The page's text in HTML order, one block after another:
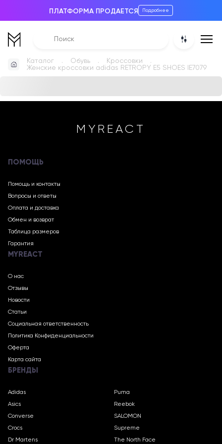
ПЛАТФОРМА ПРОДАЕТСЯ Подробнее
Каталог Обувь
Кроссовки
Женские кроссовки adidas RETROPY E5 SHOES IE7079
MYREACT
ПОМОЩЬ
Помощь и контакты
Вопросы и ответы
Оплата и доставка
Обмен и возврат
Таблица размеров
Гарантия
MYREACT
О нас
Отзывы
Новости
Статьи
Социальная ответственность
Политика Конфиденциальности
Оферта
Карта сайта
БРЕНДЫ
Adidas
Asics
Converse
Crocs
Dr Martens
Puma
Reebok
SALOMON
Supreme
The North Face